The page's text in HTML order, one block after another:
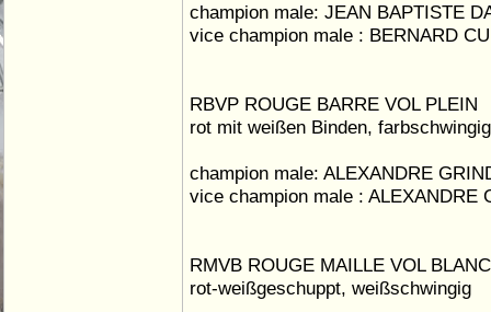
champion male: JEAN BAPTISTE
vice champion male : BERNARD
RBVP ROUGE BARRE VOL PLEIN
rot mit weißen Binden, farbschwingig
champion male: ALEXANDRE
vice champion male : ALEXANDRE
RMVB ROUGE MAILLE VOL BLANC
rot-weißgeschuppt, weißschwingig